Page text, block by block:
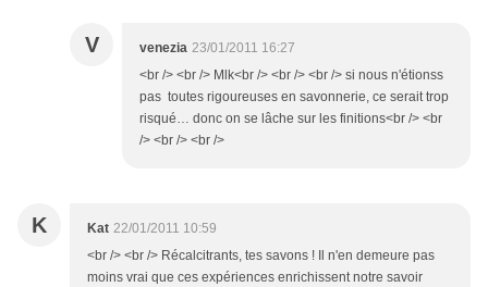
V venezia 23/01/2011 16:27
<br /> <br /> Mlk<br /> <br /> <br /> si nous n'étionss
pas toutes rigoureuses en savonnerie, ce serait trop
risqué… donc on se lâche sur les finitions<br /> <br
/> <br /> <br />
K Kat 22/01/2011 10:59
<br /> <br /> Récalcitrants, tes savons ! Il n'en demeure pas
moins vrai que ces expériences enrichissent notre savoir